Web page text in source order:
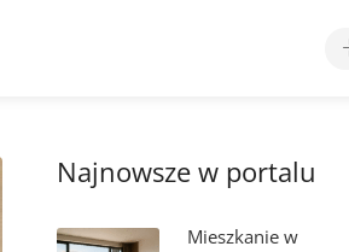
Najnowsze w portalu
Mieszkanie w